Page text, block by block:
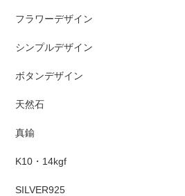
フラワーデザイン
シンプルデザイン
ボタンデザイン
天然石
真鍮
K10・14kgf
SILVER925